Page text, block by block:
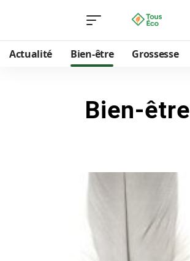
Actualité Bien-être Grossesse
Bien-être